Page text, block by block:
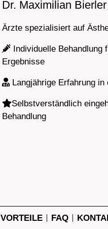
Dr. Maximilian Bierler
Ärzte spezialisiert auf
Individuelle Behandlung
Ergebnisse
Langjährige Erfahrung in
Selbstverständlich
Behandlung
VORTEILE FAQ